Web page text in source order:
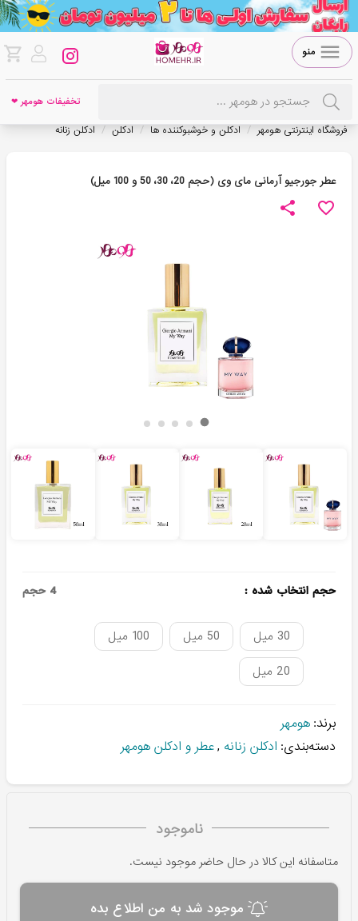
منو
تخفیفات هومهر ❤
فروشگاه اینترنتی هومهر / ادکلن و خوشبوکننده ها / ادکلن / ادکلن زنانه
عطر جورجیو آرمانی مای وی (حجم 20، 30، 50 و 100 میل)
حجم انتخاب شده :
4 حجم
30 میل 50 میل
100 میل
20 میل
برند: هومهر
دسته‌بندی: ادکلن زنانه ,عطر و ادکلن هومهر
ناموجود
متاسفانه این کالا در حال حاضر موجود نیست.
موجود شد به من اطلاع بده